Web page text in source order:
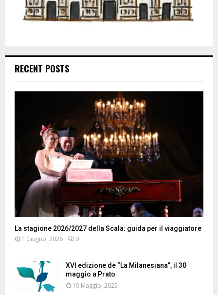
RECENT POSTS
La stagione 2026/2027 della Scala: guida per il viaggiatore
1 Giugno, 2026 0
XVI edizione de “La Milanesiana”, il 30
maggio a Prato
19 Maggio, 2025